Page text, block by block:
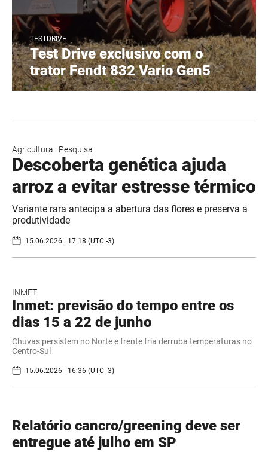
TESTDRIVE
Test Drive exclusivo com o
trator Fendt 832 Vario Gen5
Agricultura | Pesquisa
Descoberta genética ajuda
arroz a evitar estresse térmico
Variante rara antecipa a abertura das flores e preserva a
produtividade
15.06.2026 | 17:18 (UTC -3)
INMET
Inmet: previsão do tempo entre os
dias 15 a 22 de junho
Chuvas persistem no Norte e frente fria derruba temperaturas no
Centro-Sul
15.06.2026 | 16:36 (UTC -3)
Relatório cancro/greening deve ser
entregue até julho em SP